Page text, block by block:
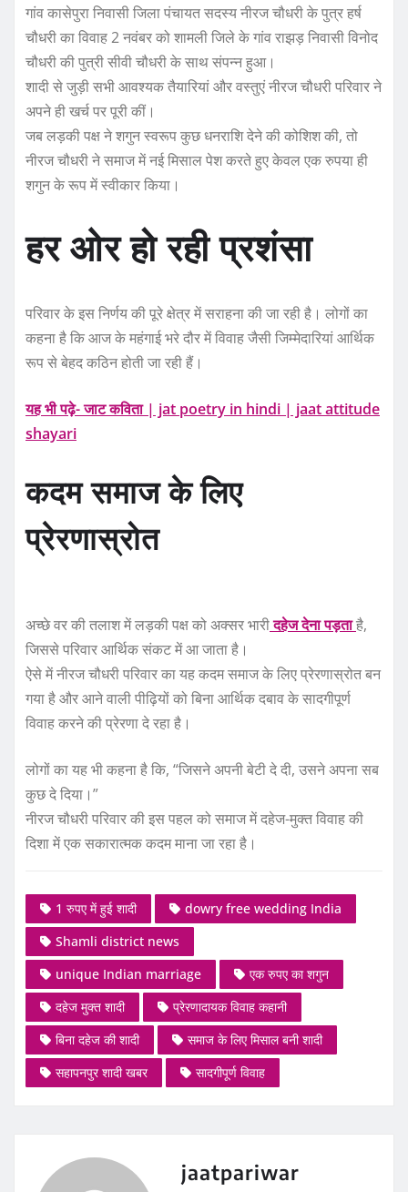
गांव कासेपुरा निवासी जिला पंचायत सदस्य नीरज चौधरी के पुत्र हर्ष
चौधरी का विवाह 2 नवंबर को शामली जिले के गांव राझड़ निवासी विनोद
चौधरी की पुत्री सीवी चौधरी के साथ संपन्न हुआ।
शादी से जुड़ी सभी आवश्यक तैयारियां और वस्तुएं नीरज चौधरी परिवार ने
अपने ही खर्च पर पूरी कीं।
जब लड़की पक्ष ने शगुन स्वरूप कुछ धनराशि देने की कोशिश की, तो
नीरज चौधरी ने समाज में नई मिसाल पेश करते हुए केवल एक रुपया ही
शगुन के रूप में स्वीकार किया।
हर ओर हो रही प्रशंसा
परिवार के इस निर्णय की पूरे क्षेत्र में सराहना की जा रही है। लोगों का
कहना है कि आज के महंगाई भरे दौर में विवाह जैसी जिम्मेदारियां आर्थिक
रूप से बेहद कठिन होती जा रही हैं।
यह भी पढ़े- जाट कविता | jat poetry in hindi | jaat attitude
shayari
कदम समाज के लिए
प्रेरणास्रोत
अच्छे वर की तलाश में लड़की पक्ष को अक्सर भारीदहेज देना पड़ताहै,
जिससे परिवार आर्थिक संकट में आ जाता है।
ऐसे में नीरज चौधरी परिवार का यह कदम समाज के लिए प्रेरणास्रोत बन
गया है और आने वाली पीढ़ियों को बिना आर्थिक दबाव के सादगीपूर्ण
विवाह करने की प्रेरणा दे रहा है।
लोगों का यह भी कहना है कि, “जिसने अपनी बेटी दे दी, उसने अपना सब
कुछ दे दिया।”
नीरज चौधरी परिवार की इस पहल को समाज में दहेज-मुक्त विवाह की
दिशा में एक सकारात्मक कदम माना जा रहा है।
1 रुपए में हुई शादी
dowry free wedding India
Shamli district news
unique Indian marriage
एक रुपए का शगुन
दहेज मुक्त शादी
प्रेरणादायक विवाह कहानी
बिना दहेज की शादी
समाज के लिए मिसाल बनी शादी
सहापनपुर शादी खबर
सादगीपूर्ण विवाह
jaatpariwar